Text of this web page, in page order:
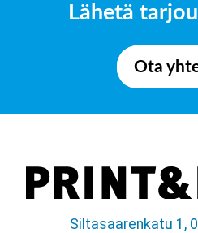
Lähetä
Ota
Siltasaarenkatu 1,